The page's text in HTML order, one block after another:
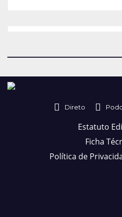
Direto
Estatuto
Ficha
Política de